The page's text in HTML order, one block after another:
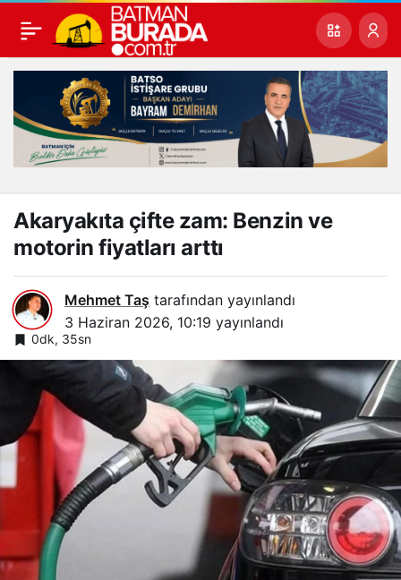
Akaryakıta çifte zam: Benzin ve
motorin fiyatları arttı
Mehmet Taş tarafından yayınlandı
3 Haziran 2026, 10:19 yayınlandı
0dk, 35sn